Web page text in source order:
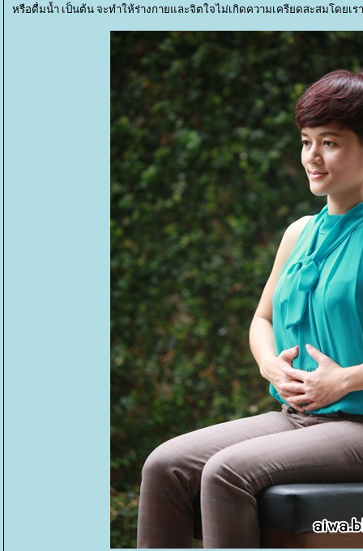
หรือดื่มน้ำ เป็นต้น จะทำให้ร่างกายและจิตใจไม่เกิดความเครียดสะสมโดยเร